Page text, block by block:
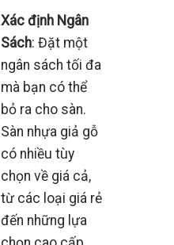
Xác định Ngân
Sách: Đặt một
ngân sách tối đa
mà bạn có thể
bỏ ra cho sàn.
Sàn nhựa giả gỗ
có nhiều tùy
chọn về giá cả,
từ các loại giá rẻ
đến những lựa